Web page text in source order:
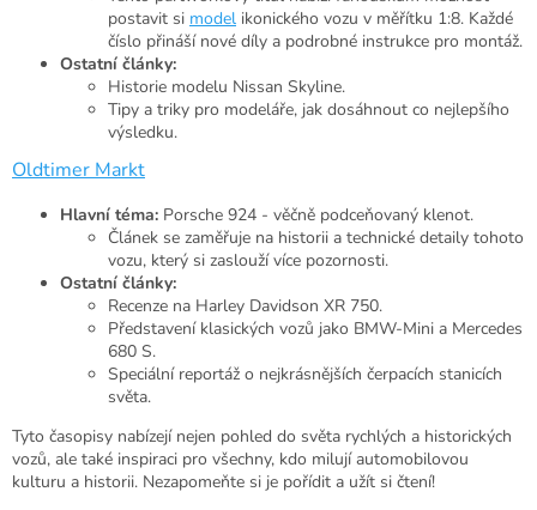
postavit si model ikonického vozu v měřítku 1:8. Každé
číslo přináší nové díly a podrobné instrukce pro montáž.
Ostatní články:
Historie modelu Nissan Skyline.
Tipy a triky pro modeláře, jak dosáhnout co nejlepšího
výsledku.
Oldtimer Markt
Hlavní téma: Porsche 924 - věčně podceňovaný klenot.
Článek se zaměřuje na historii a technické detaily tohoto
vozu, který si zaslouží více pozornosti.
Ostatní články:
Recenze na Harley Davidson XR 750.
Představení klasických vozů jako BMW-Mini a Mercedes
680 S.
Speciální reportáž o nejkrásnějších čerpacích stanicích
světa.
Tyto časopisy nabízejí nejen pohled do světa rychlých a historických
vozů, ale také inspiraci pro všechny, kdo milují automobilovou
kulturu a historii. Nezapomeňte si je pořídit a užít si čtení!